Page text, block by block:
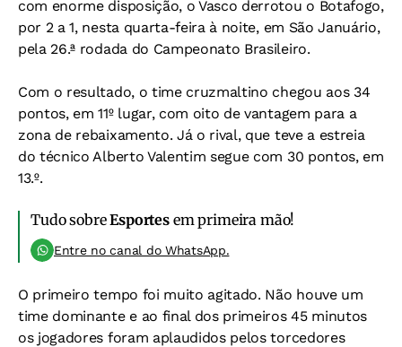
com enorme disposição, o Vasco derrotou o Botafogo,
por 2 a 1, nesta quarta-feira à noite, em São Januário,
pela 26.ª rodada do Campeonato Brasileiro.
Com o resultado, o time cruzmaltino chegou aos 34
pontos, em 11º lugar, com oito de vantagem para a
zona de rebaixamento. Já o rival, que teve a estreia
do técnico Alberto Valentim segue com 30 pontos, em
13.º.
Tudo sobreEsportesem primeira mão!
Entre no canal do WhatsApp.
O primeiro tempo foi muito agitado. Não houve um
time dominante e ao final dos primeiros 45 minutos
os jogadores foram aplaudidos pelos torcedores